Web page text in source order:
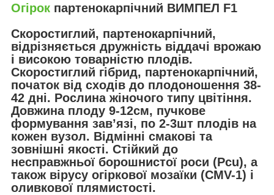
Огірок партенокарпічний ВИМПЕЛ F1
Скоростиглий, партенокарпічний,
відрізняється дружність віддачі врожаю
і високою товарністю плодів.
Скоростиглий гібрид, партенокарпічний,
початок від сходів до плодоношення 38-
42 дні. Рослина жіночого типу цвітіння.
Довжина плоду 9-12см, пучкове
формування зав’язі, по 2-3шт плодів на
кожен вузол. Відмінні смакові та
зовнішні якості. Стійкий до
несправжньої борошнистої роси (Pcu), а
також вірусу огіркової мозаїки (CMV-1) і
оливкової плямистості.